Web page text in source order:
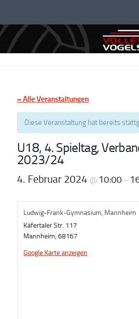
« Alle Veranstaltungen
Diese Veranstaltung hat bereits
U18, 4. Spieltag,
2023/24
4. Februar 2024 @ 10:00 –
Ludwig-Frank-Gymnasium, Mannheim
Käfertaler Str. 117
Mannheim,68167
Google Karte anzeigen